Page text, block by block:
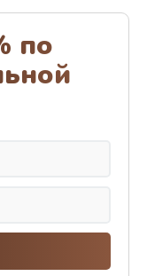
блока
по